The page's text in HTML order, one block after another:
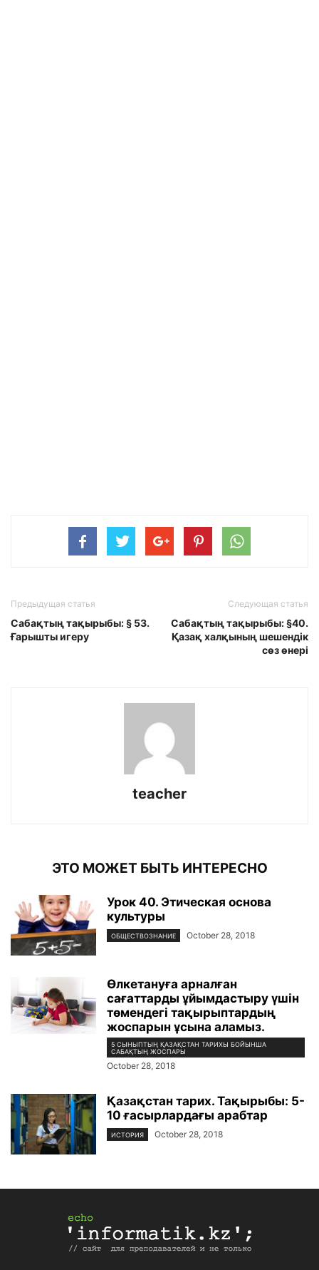
Предыдущая статья
Сабақтың тақырыбы: § 53.
Ғарышты игеру
Следующая статья
Сабақтың тақырыбы: §40.
Қазақ халқының шешендік
сөз өнері
teacher
ЭТО МОЖЕТ БЫТЬ ИНТЕРЕСНО
Урок 40. Этическая основа
культуры
ОБЩЕСТВОЗНАНИЕ October 28, 2018
Өлкетануға арналған
сағаттарды ұйымдастыру үшін
төмендегі тақырыптардың
жоспарын ұсына аламыз.
5 СЫНЫПТЫҢ ҚАЗАҚСТАН ТАРИХЫ БОЙЫНША
САБАҚТЫҢ ЖОСПАРЫ
October 28, 2018
Қазақстан тарих. Тақырыбы: 5-
10 ғасырлардағы арабтар
ИСТОРИЯ October 28, 2018